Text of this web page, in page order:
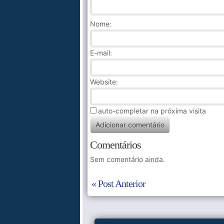
Nome:
E-mail:
Website:
auto-completar na próxima visita
Comentários
Sem comentário ainda.
« Post Anterior